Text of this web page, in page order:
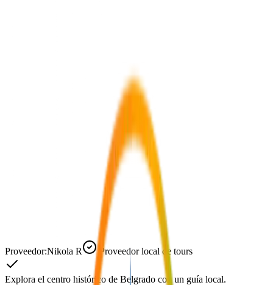
Proveedor:Nikola R Proveedor local de tours
Explora el centro histórico de Belgrado con un guía local.